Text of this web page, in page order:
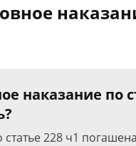
наказание по
228 ч1